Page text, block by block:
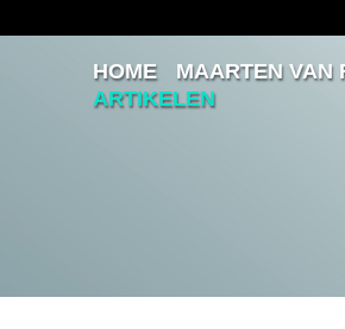
InloggenHOME MAARTEN VAN
ARTIKELEN